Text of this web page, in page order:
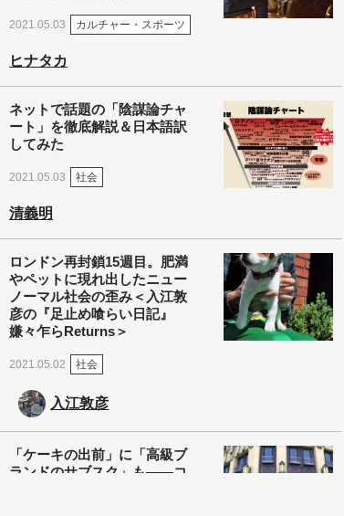
2021.05.03 カルチャー・スポーツ
ヒナタカ
ネットで話題の「陰謀論チャ
ート」を徹底解説＆日本語訳
してみた
2021.05.03 社会
清義明
ロンドン再封鎖15週目。肥満
やペットに現れ出したニュー
ノーマル社会の歪み＜入江敦
彦の『足止め喰らい日記』
嫌々乍らReturns＞
2021.05.02 社会
入江敦彦
「ケーキの出前」に「高級ブ
ランドのサブスク」も――コ